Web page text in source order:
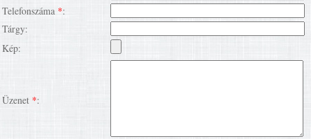
Telefonszáma *:
Tárgy:
Kép:
Üzenet *: